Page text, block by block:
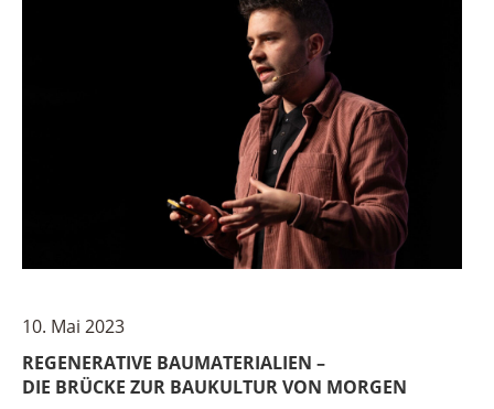
10. Mai 2023
REGENERATIVE BAUMATERIALIEN –
DIE BRÜCKE ZUR BAUKULTUR VON MORGEN